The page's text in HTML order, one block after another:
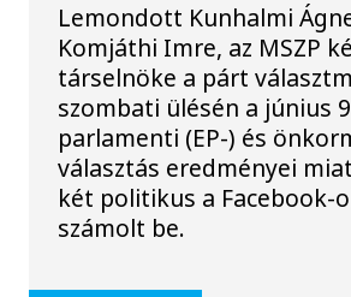
Lemondott Kunhalmi
Komjáthi Imre, az MSZP
társelnöke a párt
szombati ülésén a június
parlamenti (EP-) és
választás eredményei
két politikus a Facebook-
számolt be.